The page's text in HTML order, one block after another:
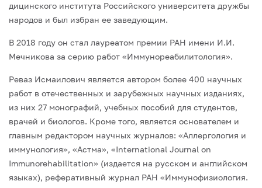
дицинского института Российского университета дружбы
народов и был избран ее заведующим.
В 2018 году он стал лауреатом премии РАН имени И.И.
Мечникова за серию ра­бот «Иммунореабилитология».
Реваз Исмаилович является автором более 400 научных
работ в отечественных и зарубежных научных изданиях,
из них 27 монографий, учебных пособий для сту­дентов,
врачей и биологов. Кроме того, является основателем и
главным редактором научных журналов: «Аллергология и
иммунология», «Астма», «International Journal on
Immunorehabilitation» (издается на русском и английском
языках), реферативный журнал РАН «Иммунофизиология.